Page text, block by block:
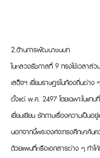
2.ด้านการพัฒนาชนบท
ในหลวงรัชกาลที่ 9 ทรงใช้เวลาส่
เสด็จฯ เยี่ยมราษฎรในท้องถิ่นต่าง
ตั้งแต่ พ.ศ. 2497 โดยเฉพาะในแท
เยี่ยมเยียน ซักถามเรื่องความเป็นอ
นอกจากนี้พระองค์จะทรงศึกษาค้น
ด้วยแผนที่หรือเอกสารต่าง ๆ ทำใ